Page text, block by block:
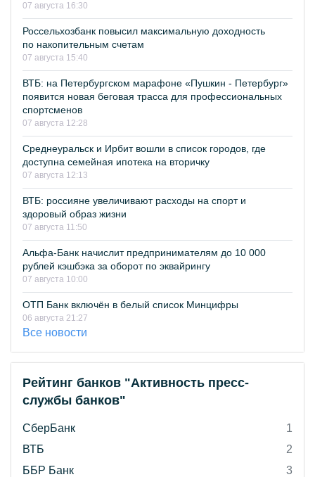
07 августа 16:30
Россельхозбанк повысил максимальную доходность
по накопительным счетам
07 августа 15:40
ВТБ: на Петербургском марафоне «Пушкин - Петербург»
появится новая беговая трасса для профессиональных
спортсменов
07 августа 12:28
Среднеуральск и Ирбит вошли в список городов, где
доступна семейная ипотека на вторичку
07 августа 12:13
ВТБ: россияне увеличивают расходы на спорт и
здоровый образ жизни
07 августа 11:50
Альфа-Банк начислит предпринимателям до 10 000
рублей кэшбэка за оборот по эквайрингу
07 августа 10:00
ОТП Банк включён в белый список Минцифры
06 августа 21:27
Все новости
Рейтинг банков "Активность пресс-
службы банков"
СберБанк
1
ВТБ
2
ББР Банк
3